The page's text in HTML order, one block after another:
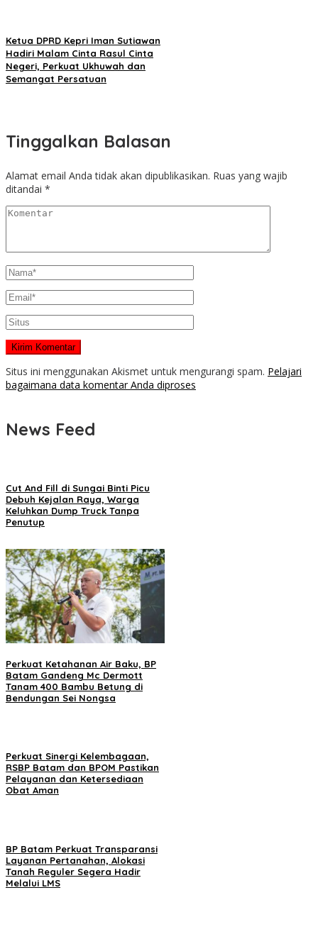
Ketua DPRD Kepri Iman Sutiawan
Hadiri Malam Cinta Rasul Cinta
Negeri, Perkuat Ukhuwah dan
Semangat Persatuan
Tinggalkan Balasan
Alamat email Anda tidak akan dipublikasikan. Ruas yang wajib
ditandai *
Situs ini menggunakan Akismet untuk mengurangi spam. Pelajari
bagaimana data komentar Anda diproses
News Feed
Cut And Fill di Sungai Binti Picu
Debuh Kejalan Raya, Warga
Keluhkan Dump Truck Tanpa
Penutup
Perkuat Ketahanan Air Baku, BP
Batam Gandeng Mc Dermott
Tanam 400 Bambu Betung di
Bendungan Sei Nongsa
Perkuat Sinergi Kelembagaan,
RSBP Batam dan BPOM Pastikan
Pelayanan dan Ketersediaan
Obat Aman
BP Batam Perkuat Transparansi
Layanan Pertanahan, Alokasi
Tanah Reguler Segera Hadir
Melalui LMS